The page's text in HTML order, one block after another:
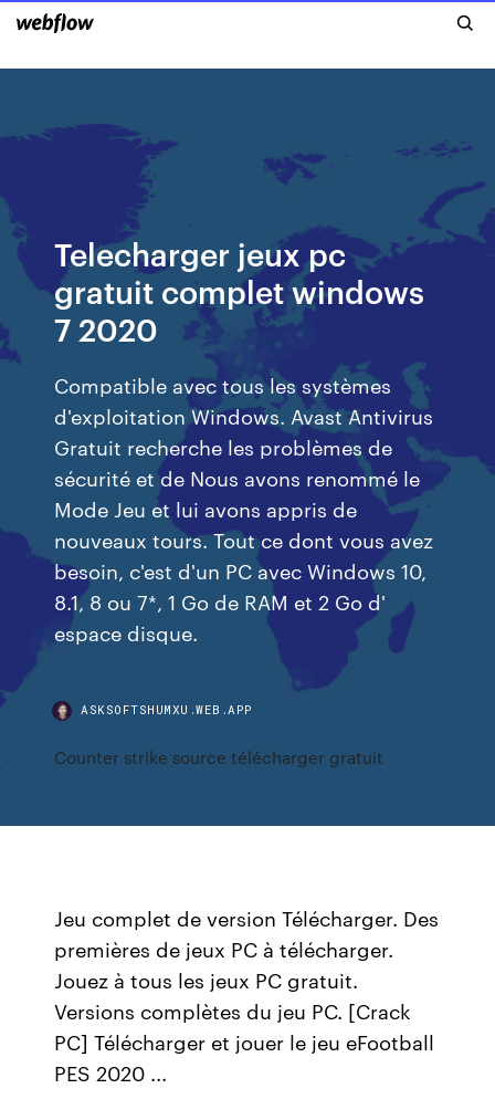
Telecharger jeux pc
gratuit complet windows
7 2020
Compatible avec tous les systèmes
d'exploitation Windows. Avast Antivirus
Gratuit recherche les problèmes de
sécurité et de Nous avons renommé le
Mode Jeu et lui avons appris de
nouveaux tours. Tout ce dont vous avez
besoin, c'est d'un PC avec Windows 10,
8.1, 8 ou 7*, 1 Go de RAM et 2 Go d'
espace disque.
ASKSOFTSHUMXU.WEB.APP
Counter strike source télécharger gratuit
Jeu complet de version Télécharger. Des
premières de jeux PC à télécharger.
Jouez à tous les jeux PC gratuit.
Versions complètes du jeu PC. [Crack
PC] Télécharger et jouer le jeu eFootball
PES 2020 ...